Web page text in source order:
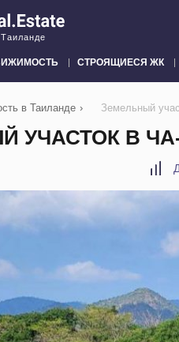
СТРОЯЩИЕСЯ ЖК
в Таиланде › Земельный
УЧАСТОК В